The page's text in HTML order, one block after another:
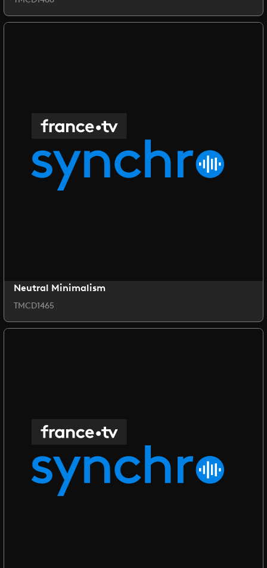
Neutral Minimalism
TMCD1465